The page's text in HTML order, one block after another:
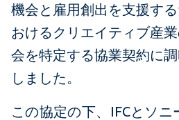
機会と雇用創出を支援す
おけるクリエイティブ産
会を特定する協業契約に
しました。
この協定の下、IFCとソ